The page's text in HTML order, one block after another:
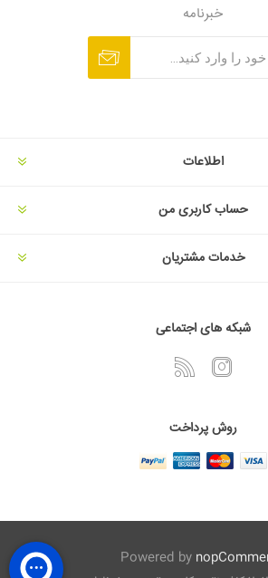
خبرنامه
اطلاعات
حساب کاربری من
خدمات مشتریان
شبکه های اجتماعی
روش پرداخت
Powered by